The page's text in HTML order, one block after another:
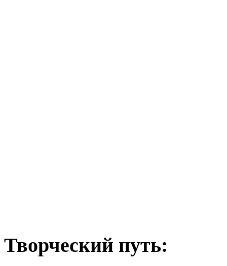
Творческий путь: